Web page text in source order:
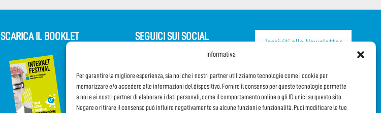
Informativa
Per garantire la migliore esperienza, sia noi che i nostri partner utilizziamo tecnologie come i cookie per
memorizzare e/o accedere alle informazioni del dispositivo. Fornire il consenso per queste tecnologie permette
a noi e ai nostri partner di elaborare i dati personali, come il comportamento online o gli ID unici su questo sito.
Negare o ritirare il consenso può influire negativamente su alcune funzioni e funzionalità. Puoi modificare le tue
SCARICA IL BOOKLET SEGUICI SUI SOCIAL
Iscriviti alla Newsletter
CONDIVIDI QUESTA PAGINA!
FacebookWhatsAppEmail